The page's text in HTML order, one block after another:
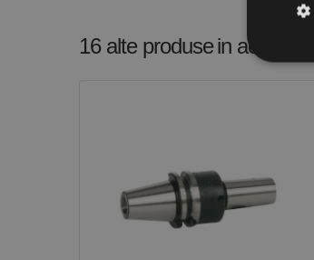
16 alte produsein aceeasi